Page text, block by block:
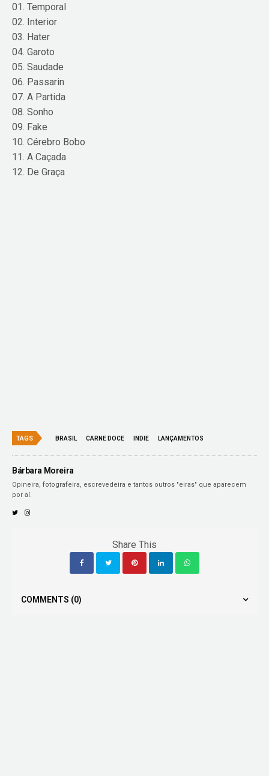
01. Temporal
02. Interior
03. Hater
04. Garoto
05. Saudade
06. Passarin
07. A Partida
08. Sonho
09. Fake
10. Cérebro Bobo
11. A Caçada
12. De Graça
TAGS BRASIL CARNE DOCE INDIE LANÇAMENTOS
Bárbara Moreira
Opineira, fotografeira, escrevedeira e tantos outros "eiras" que aparecem
por aí.
Share This
COMMENTS (0)